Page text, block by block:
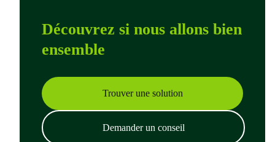
Découvrez si nous allons bien
ensemble
Trouver une solution
Demander un conseil